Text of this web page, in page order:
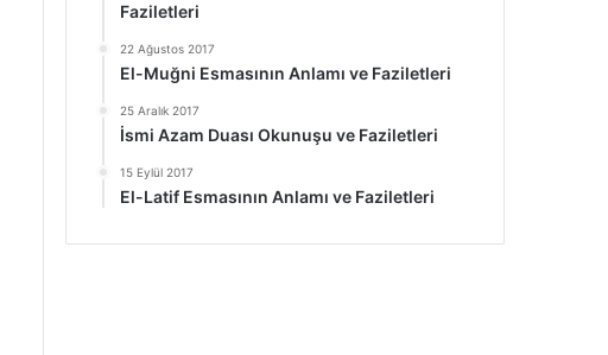
Faziletleri
22 Ağustos 2017
El-Muğni Esmasının Anlamı ve Faziletleri
25 Aralık 2017
İsmi Azam Duası Okunuşu ve Faziletleri
15 Eylül 2017
El-Latif Esmasının Anlamı ve Faziletleri